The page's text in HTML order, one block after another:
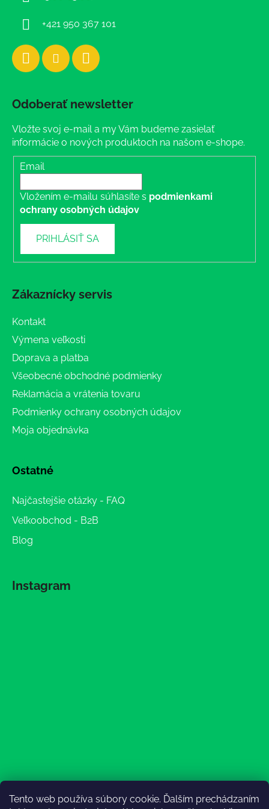
Tento web používa súbory cookie. Ďalším prechádzaním
+421 950 367 101
Odoberať newsletter
Vložte svoj e-mail a my Vám budeme zasielať
informácie o nových produktoch na našom e-shope.
Email
Vložením e-mailu súhlasíte s podmienkami
ochrany osobných údajov
PRIHLÁSIŤ SA
Zákaznícky servis
Kontakt
Výmena veľkosti
Doprava a platba
Všeobecné obchodné podmienky
Reklamácia a vrátenia tovaru
Podmienky ochrany osobných údajov
Moja objednávka
Ostatné
Najčastejšie otázky - FAQ
Veľkoobchod - B2B
Blog
Instagram
Sledovať na Instagrame